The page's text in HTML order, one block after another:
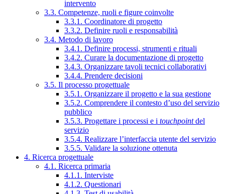
intervento
3.3. Competenze, ruoli e figure coinvolte
3.3.1. Coordinatore di progetto
3.3.2. Definire ruoli e responsabilità
3.4. Metodo di lavoro
3.4.1. Definire processi, strumenti e rituali
3.4.2. Curare la documentazione di progetto
3.4.3. Organizzare tavoli tecnici collaborativi
3.4.4. Prendere decisioni
3.5. Il processo progettuale
3.5.1. Organizzare il progetto e la sua gestione
3.5.2. Comprendere il contesto d’uso del servizio
pubblico
3.5.3. Progettare i processi e i touchpointdel
servizio
3.5.4. Realizzare l’interfaccia utente del servizio
3.5.5. Validare la soluzione ottenuta
4. Ricerca progettuale
4.1. Ricerca primaria
4.1.1. Interviste
4.1.2. Questionari